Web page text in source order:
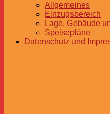
Allgemeines
Einzugsbereich
Lage, Gebäude
Speisepläne
Datenschutz und